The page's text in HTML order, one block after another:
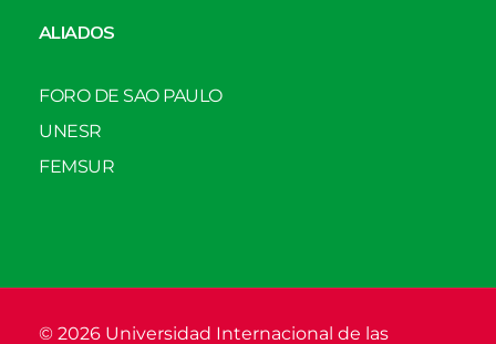
ALIADOS
FORO DE SAO PAULO
UNESR
FEMSUR
© 2026 Universidad Internacional de las